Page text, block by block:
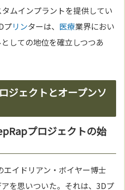
ムインプラントを提供してい
プリンターは、 医療業界におい
しての地位を確立しつつあ
ジェクトとオープンソ
プロジェクトの始
エイドリアン・ボイヤー博士
を思いついた。それは、3Dプ